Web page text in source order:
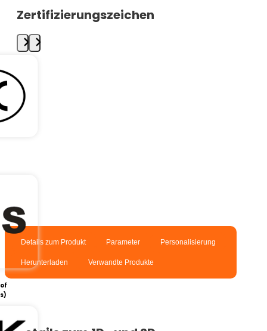
Zertifizierungszeichen
Details zum Produkt Parameter Personalisierung
Herunterladen Verwandte Produkte